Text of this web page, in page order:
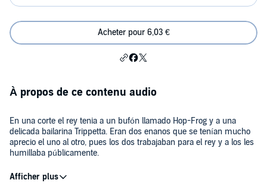
Acheter pour 6,03 €
À propos de ce contenu audio
En una corte el rey tenia a un bufón llamado Hop-Frog y a una
delicada bailarina Trippetta. Eran dos enanos que se tenían mucho
aprecio el uno al otro, pues los dos trabajaban para el rey y a los les
humillaba públicamente.
Un día su majestad le dijo a Hop-Frog que iba a hacer una fiesta de